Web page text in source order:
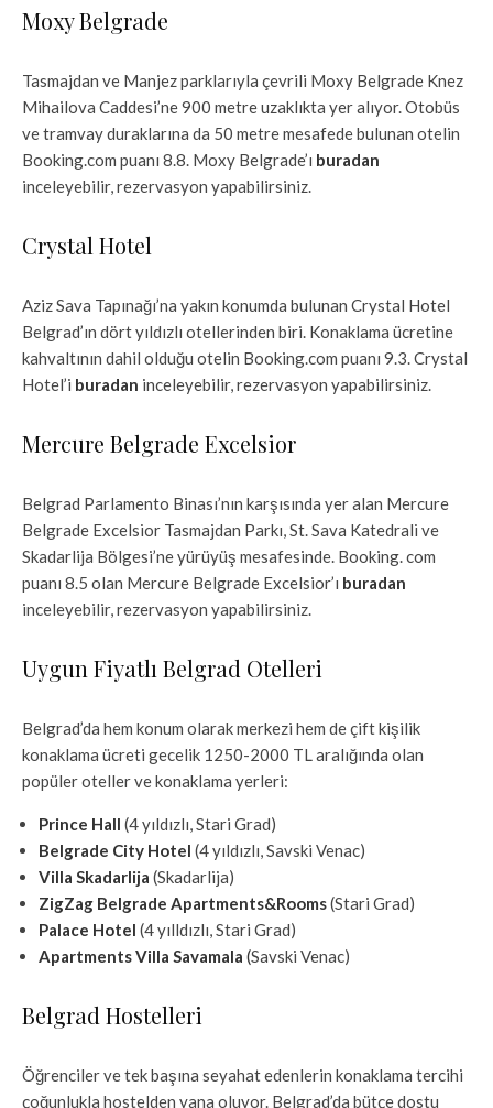
Moxy Belgrade
Tasmajdan ve Manjez parklarıyla çevrili Moxy Belgrade Knez
Mihailova Caddesi’ne 900 metre uzaklıkta yer alıyor. Otobüs
ve tramvay duraklarına da 50 metre mesafede bulunan otelin
Booking.com puanı 8.8. Moxy Belgrade’ı buradan
inceleyebilir, rezervasyon yapabilirsiniz.
​​Crystal Hotel
Aziz Sava Tapınağı’na yakın konumda bulunan Crystal Hotel
Belgrad’ın dört yıldızlı otellerinden biri. Konaklama ücretine
kahvaltının dahil olduğu otelin Booking.com puanı 9.3. Crystal
Hotel’i buradan inceleyebilir, rezervasyon yapabilirsiniz.
Mercure Belgrade Excelsior
Belgrad Parlamento Binası’nın karşısında yer alan Mercure
Belgrade Excelsior Tasmajdan Parkı, St. Sava Katedrali ve
Skadarlija Bölgesi’ne yürüyüş mesafesinde. Booking. com
puanı 8.5 olan Mercure Belgrade Excelsior’ı buradan
inceleyebilir, rezervasyon yapabilirsiniz.
Uygun Fiyatlı Belgrad Otelleri
Belgrad’da hem konum olarak merkezi hem de çift kişilik
konaklama ücreti gecelik 1250-2000 TL aralığında olan
popüler oteller ve konaklama yerleri:
Prince Hall (4 yıldızlı, Stari Grad)
Belgrade City Hotel (4 yıldızlı, Savski Venac)
Villa Skadarlija (Skadarlija)
ZigZag Belgrade Apartments&Rooms(Stari Grad)
Palace Hotel (4 yılldızlı, Stari Grad)
Apartments Villa Savamala (Savski Venac)
Belgrad Hostelleri
Öğrenciler ve tek başına seyahat edenlerin konaklama tercihi
çoğunlukla hostelden yana oluyor. Belgrad’da bütçe dostu